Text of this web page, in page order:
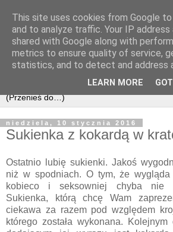
niedziela, 10 stycznia 2016
Sukienka z kokardą w
Ostatnio lubię sukienki. Jakoś
niż w spodniach. O tym, że
kobieco i seksowniej chyba nie
Sukienka, którą chcę Wam
ciekawa za razem pod względem
którego została wykonana.
This site uses cookies from Google
and to analyze traffic. Your IP address
shared with Google along with
metrics to ensure quality of service,
statistics, and to detect and address
LEARN MORE